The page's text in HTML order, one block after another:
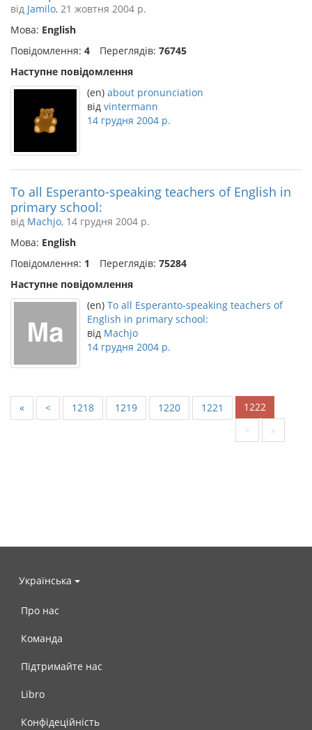
від Jamilo, 21 жовтня 2004 р.
Мова: English
Повідомлення: 4 Переглядів: 76745
Наступне повідомлення
(en) about pronunciation
від vintermann
14 грудня 2004 р.
To all Esperanto-speaking teachers of English in
primary school:
від Machjo, 14 грудня 2004 р.
Мова: English
Повідомлення: 1 Переглядів: 75284
Наступне повідомлення
(en) To all Esperanto-speaking teachers of
English in primary school:
від Machjo
14 грудня 2004 р.
« < 1218 1219 1220 1221
1222
>
»
Українська
Про нас
Команда
Підтримайте нас
Libro
Конфідеційність